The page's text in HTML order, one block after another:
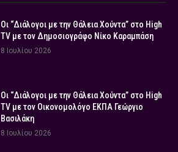
Οι “Διάλογοι με την Θάλεια Χούντα” στο High
TV με τον Δημοσιογράφο Νίκο Καραμπάση
8 Ιουλίου 2026
Οι “Διάλογοι με την Θάλεια Χούντα” στο High
TV με τον Οικονομολόγο ΕΚΠΑ Γεώργιο
Βασιλάκη
8 Ιουλίου 2026